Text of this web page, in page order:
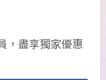
，盡享獨家優惠